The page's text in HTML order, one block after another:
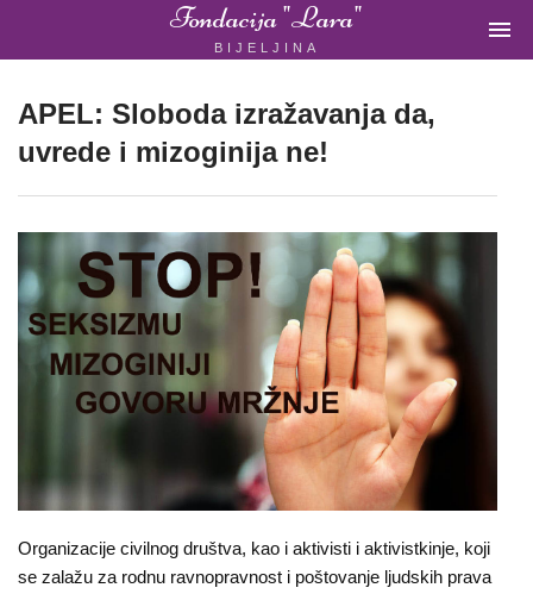
Fondacija "Lara"
BIJELJINA

ORGANIZACIJA
BIH
Fondacija
"Lara"
Bijeljina
Početna
nama
APEL: Sloboda izražavanja da,
uvrede i mizoginija ne!
Organizacije civilnog društva, kao i aktivisti i aktivistkinje, koji
se zalažu za rodnu ravnopravnost i poštovanje ljudskih prava